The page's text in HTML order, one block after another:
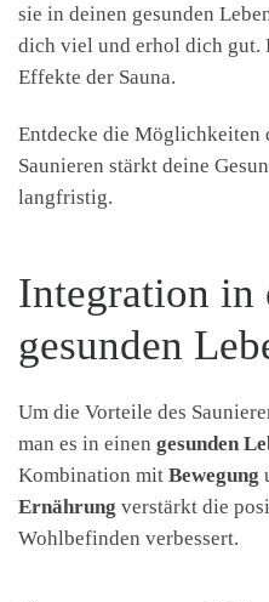
sie in deinen gesunden
dich viel und erhol dich gut.
Effekte der Sauna.
Entdecke die Möglichkeiten
Saunieren stärkt deine
langfristig.
Integration in
gesunden
Um die Vorteile des
man es in einen gesunden
Kombination mit Bewegung
Ernährung verstärkt die
Wohlbefinden verbessert.